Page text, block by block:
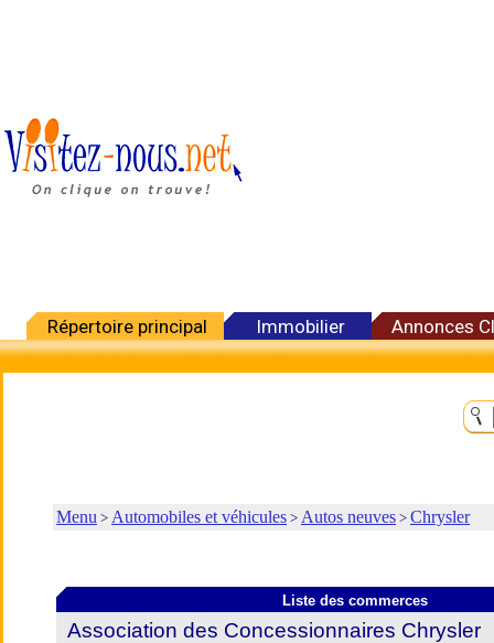
Répertoire principal Immobilier Annonces
Menu > Automobiles et véhicules > Autos neuves > Chrysler
Liste des commerces
Association des Concessionnaires Chrysler